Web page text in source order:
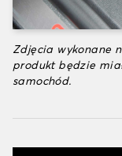
Zdjęcia wykonane
produkt będzie
samochód.